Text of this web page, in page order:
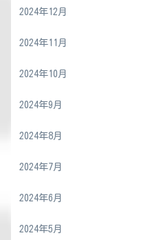
2024年12月
2024年11月
2024年10月
2024年9月
2024年8月
2024年7月
2024年6月
2024年5月